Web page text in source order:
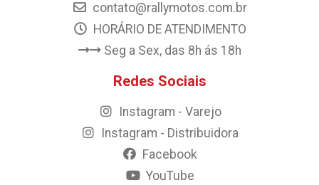
contato@rallymotos.com.br
HORÁRIO DE ATENDIMENTO
Seg a Sex, das 8h ás 18h
Redes Sociais
Instagram - Varejo
Instagram - Distribuidora
Facebook
YouTube